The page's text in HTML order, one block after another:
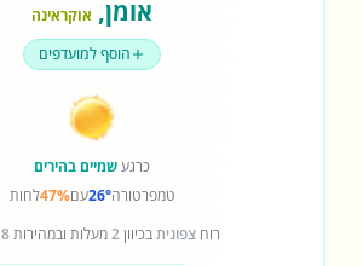
אומן, אוקראינה
הוסף למועדפים
כרגעשמיים בהירים
טמפרטורה26°עם47%לחות
רוחצפוניתבכיוון2מעלות ובמהירות8